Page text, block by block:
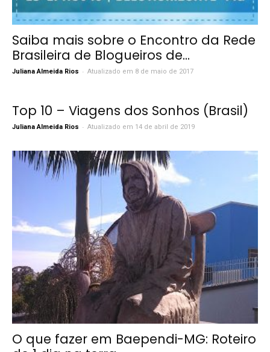
Saiba mais sobre o Encontro da Rede
Brasileira de Blogueiros de...
Juliana Almeida Rios - Atualizado em 8 de maio de 2017
Top 10 – Viagens dos Sonhos (Brasil)
Juliana Almeida Rios - Atualizado em 14 de abril de 2019
O que fazer em Baependi-MG: Roteiro